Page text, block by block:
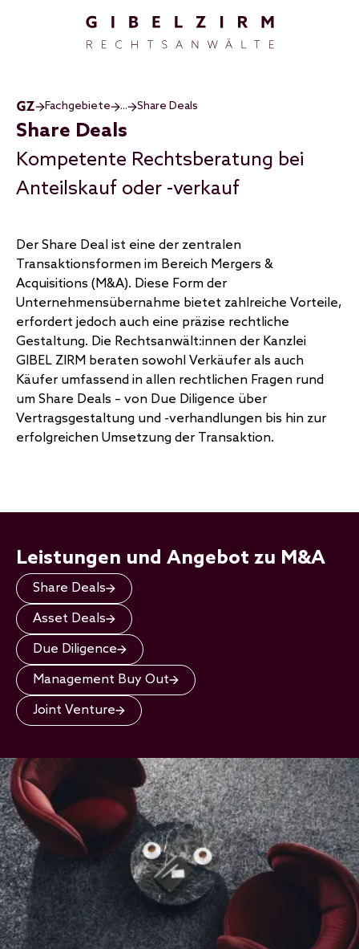
Fachgebiete ... Share Deals
Share Deals
Kompetente Rechtsberatung bei
Anteilskauf oder -verkauf
Der Share Deal ist eine der zentralen
Transaktionsformen im Bereich Mergers &
Acquisitions (M&A). Diese Form der
Unternehmensübernahme bietet zahlreiche Vorteile,
erfordert jedoch auch eine präzise rechtliche
Gestaltung. Die Rechtsanwält:innen der Kanzlei
GIBEL ZIRM beraten sowohl Verkäufer als auch
Käufer umfassend in allen rechtlichen Fragen rund
um Share Deals – von Due Diligence über
Vertragsgestaltung und -verhandlungen bis hin zur
erfolgreichen Umsetzung der Transaktion.
Leistungen und Angebot zu M&A
Share Deals
Asset Deals
Due Diligence
Management Buy Out
Joint Venture